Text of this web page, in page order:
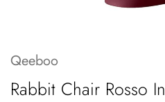
Qeeboo
Rabbit Chair Rosso